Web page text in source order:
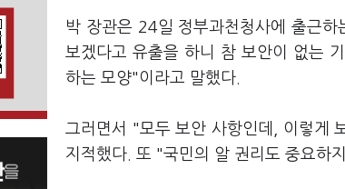
박 장관은 24일 정부과천청사에 출근
보겠다고 유출을 하니 참 보안이 없는
하는 모양"이라고 말했다.
그러면서 "모두 보안 사항인데, 이렇게
지적했다. 또 "국민의 알 권리도 중요하